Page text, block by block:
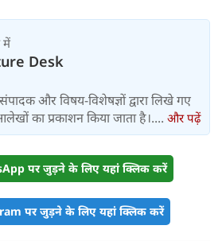
में
Desk
और विषय-विशेषज्ञों द्वारा लिखे गए
का प्रकाशन किया जाता है।.... और पढ़ें
पर जुड़ने के लिए यहां क्लिक करें
पर जुड़ने के लिए यहां क्लिक करें